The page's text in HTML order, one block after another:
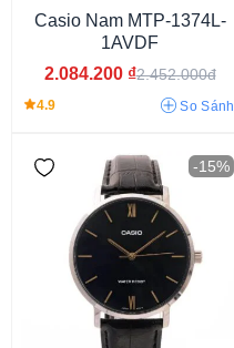
Phiên bản giới hạn
5atm 10atm 15atm
Casio Nam MTP-1374L-
1AVDF
2.084.200 ₫2.452.000đ
4.9 So Sánh
-15%